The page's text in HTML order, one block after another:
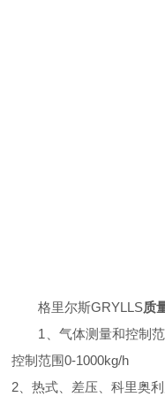
格里尔斯GRYLLS质
1、 气体测量和控制
控制范围0-1000kg/h
2、热式、差压、科里奥